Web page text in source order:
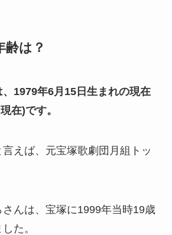
齢は？
、1979年6月15日生まれの現在
在)です。
えば、元宝塚歌劇団月組トッ
んは、宝塚に1999年当時19歳
た。